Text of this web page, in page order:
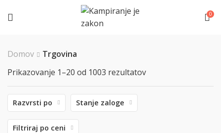
0
Domov
Trgovina
Prikazovanje 1–20 od 1003 rezultatov
Razvrsti po Stanje zaloge
Filtriraj po ceni